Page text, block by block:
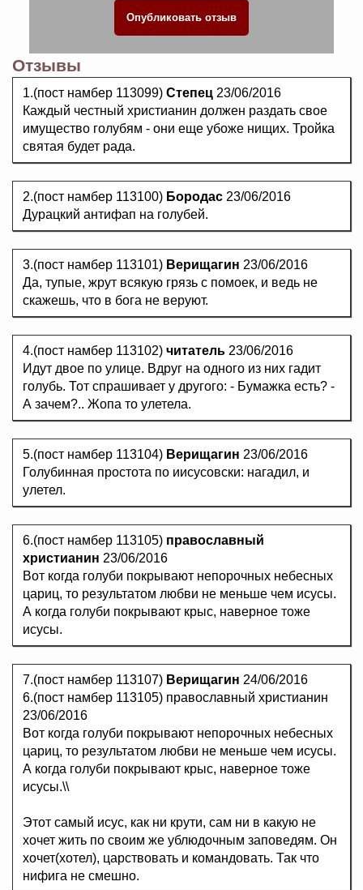
Отзывы
1.(пост намбер 113099) Степец 23/06/2016
Каждый честный христианин должен раздать свое
имущество голубям - они еще убоже нищих. Тройка
святая будет рада.
2.(пост намбер 113100) Бородас 23/06/2016
Дурацкий антифап на голубей.
3.(пост намбер 113101) Верищагин 23/06/2016
Да, тупые, жрут всякую грязь с помоек, и ведь не
скажешь, что в бога не веруют.
4.(пост намбер 113102) читатель 23/06/2016
Идут двое по улице. Вдруг на одного из них гадит
голубь. Тот спрашивает у другого: - Бумажка есть? -
А зачем?.. Жопа то улетела.
5.(пост намбер 113104) Верищагин 23/06/2016
Голубинная простота по иисусовски: нагадил, и
улетел.
6.(пост намбер 113105) православный
христианин 23/06/2016
Вот когда голуби покрывают непорочных небесных
цариц, то результатом любви не меньше чем исусы.
А когда голуби покрывают крыс, наверное тоже
исусы.
7.(пост намбер 113107) Верищагин 24/06/2016
6.(пост намбер 113105) православный христианин
23/06/2016
Вот когда голуби покрывают непорочных небесных
цариц, то результатом любви не меньше чем исусы.
А когда голуби покрывают крыс, наверное тоже
исусы.\\
Этот самый исус, как ни крути, сам ни в какую не
хочет жить по своим же ублюдочным заповедям. Он
хочет(хотел), царствовать и командовать. Так что
нифига не смешно.